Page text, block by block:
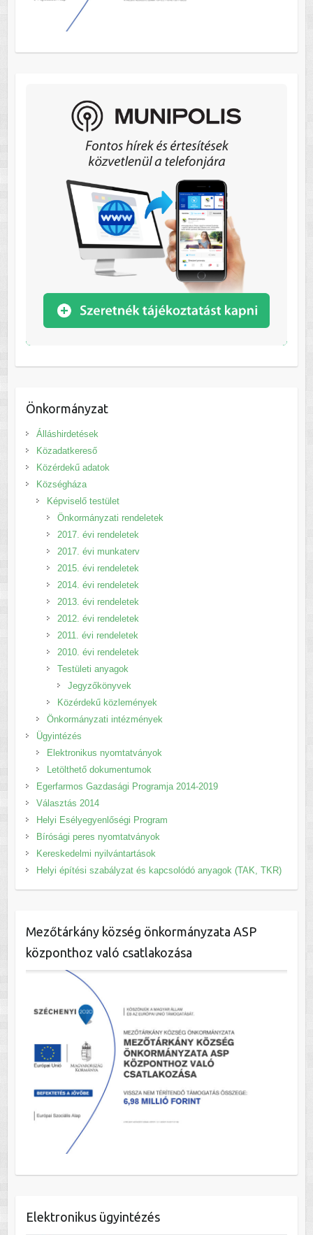
Önkormányzat
Álláshirdetések
Közadatkereső
Közérdekű adatok
Községháza
Képviselő testület
Önkormányzati rendeletek
2017. évi rendeletek
2017. évi munkaterv
2015. évi rendeletek
2014. évi rendeletek
2013. évi rendeletek
2012. évi rendeletek
2011. évi rendeletek
2010. évi rendeletek
Testületi anyagok
Jegyzőkönyvek
Közérdekű közlemények
Önkormányzati intézmények
Ügyintézés
Elektronikus nyomtatványok
Letölthető dokumentumok
Egerfarmos Gazdasági Programja 2014-2019
Választás 2014
Helyi Esélyegyenlőségi Program
Bírósági peres nyomtatványok
Kereskedelmi nyilvántartások
Helyi építési szabályzat és kapcsolódó anyagok (TAK, TKR)
Mezőtárkány község önkormányzata ASP
központhoz való csatlakozása
Elektronikus ügyintézés